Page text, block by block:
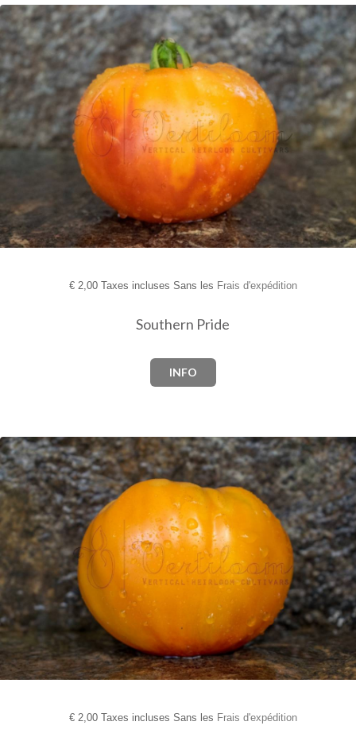
€2,00 Taxes incluses Sans les Frais d'expédition
Southern Pride
INFO
€2,00 Taxes incluses Sans les Frais d'expédition